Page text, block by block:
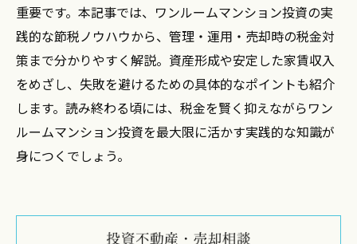
重要です。本記事では、ワンルームマンション投資の実
践的な節税ノウハウから、管理・運用・売却時の税金対
策まで分かりやすく解説。資産形成や安定した家賃収入
をめざし、失敗を避けるための具体的なポイントも紹介
します。読み終わる頃には、税金を賢く抑えながらワン
ルームマンション投資を最大限に活かす実践的な知識が
身につくでしょう。